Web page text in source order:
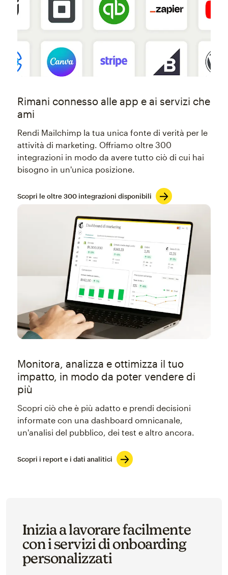
Rimani connesso alle app e ai servizi che
ami
Rendi Mailchimp la tua unica fonte di verità per le
attività di marketing. Offriamo oltre 300
integrazioni in modo da avere tutto ciò di cui hai
bisogno in un'unica posizione.
Scopri le oltre 300 integrazioni disponibili
Monitora, analizza e ottimizza il tuo
impatto, in modo da poter vendere di
più
Scopri ciò che è più adatto e prendi decisioni
informate con una dashboard omnicanale,
un'analisi del pubblico, dei test e altro ancora.
Scopri i report e i dati analitici
Inizia a lavorare facilmente
con i servizi di onboarding
personalizzati